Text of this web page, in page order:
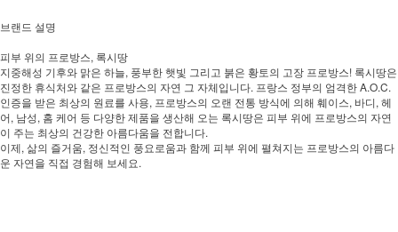
브랜드 설명
피부 위의 프로방스, 록시땅
지중해성 기후와 맑은 하늘, 풍부한 햇빛 그리고 붉은 황토의 고장 프로방스! 록시땅은
진정한 휴식처와 같은 프로방스의 자연 그 자체입니다. 프랑스 정부의 엄격한 A.O.C.
인증을 받은 최상의 원료를 사용, 프로방스의 오랜 전통 방식에 의해 훼이스, 바디, 헤
어, 남성, 홈 케어 등 다양한 제품을 생산해 오는 록시땅은 피부 위에 프로방스의 자연
이 주는 최상의 건강한 아름다움을 전합니다.
이제, 삶의 즐거움, 정신적인 풍요로움과 함께 피부 위에 펼쳐지는 프로방스의 아름다
운 자연을 직접 경험해 보세요.